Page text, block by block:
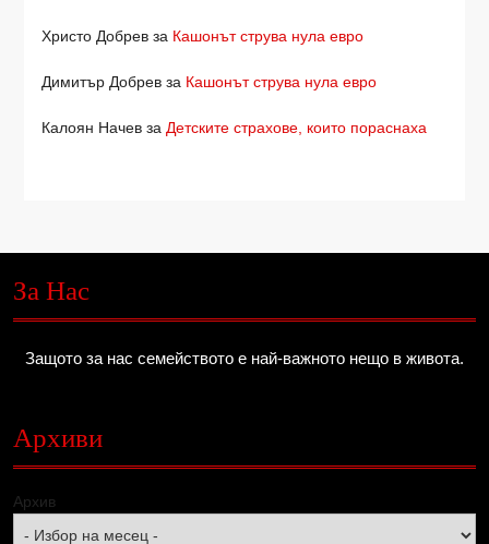
Христо Добрев за Кашонът струва нула евро
Димитър Добрев за Кашонът струва нула евро
Калоян Начев за Детските страхове, които пораснаха
За Нас
Защото за нас семейството е най-важното нещо в живота.
Архиви
Архив